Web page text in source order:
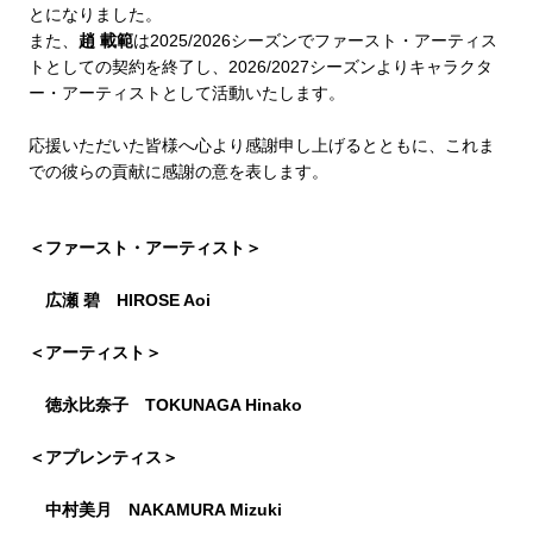
とになりました。
また、 趙 載範は2025/2026シーズンでファースト・アーティス
トとしての契約を終了し、2026/2027シーズンよりキャラクタ
ー・アーティストとして活動いたします。
応援いただいた皆様へ心より感謝申し上げるとともに、これま
での彼らの貢献に感謝の意を表します。
＜ファースト・アーティスト＞
広瀬 碧 HIROSE Aoi
＜アーティスト＞
徳永比奈子 TOKUNAGA Hinako
＜アプレンティス＞
中村美月 NAKAMURA Mizuki